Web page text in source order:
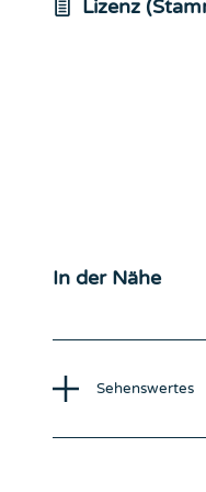
Lizenz
In der Nähe
Sehenswertes